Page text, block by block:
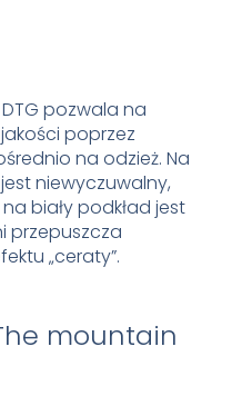
pozwala na
poprzez
na odzież. Na
niewyczuwalny,
biały podkład jest
przepuszcza
„ceraty”.